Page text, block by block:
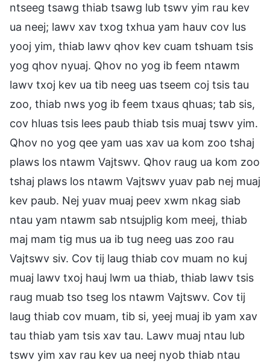
ntseeg tsawg thiab tsawg lub tswv yim rau kev
ua neej; lawv xav txog txhua yam hauv cov lus
yooj yim, thiab lawv qhov kev cuam tshuam tsis
yog qhov nyuaj. Qhov no yog ib feem ntawm
lawv txoj kev ua tib neeg uas tseem coj tsis tau
zoo, thiab nws yog ib feem txaus qhuas; tab sis,
cov hluas tsis lees paub thiab tsis muaj tswv yim.
Qhov no yog qee yam uas xav ua kom zoo tshaj
plaws los ntawm Vajtswv. Qhov raug ua kom zoo
tshaj plaws los ntawm Vajtswv yuav pab nej muaj
kev paub. Nej yuav muaj peev xwm nkag siab
ntau yam ntawm sab ntsujplig kom meej, thiab
maj mam tig mus ua ib tug neeg uas zoo rau
Vajtswv siv. Cov tij laug thiab cov muam no kuj
muaj lawv txoj hauj lwm ua thiab, thiab lawv tsis
raug muab tso tseg los ntawm Vajtswv. Cov tij
laug thiab cov muam, tib si, yeej muaj ib yam xav
tau thiab yam tsis xav tau. Lawv muaj ntau lub
tswv yim xav rau kev ua neej nyob thiab ntau